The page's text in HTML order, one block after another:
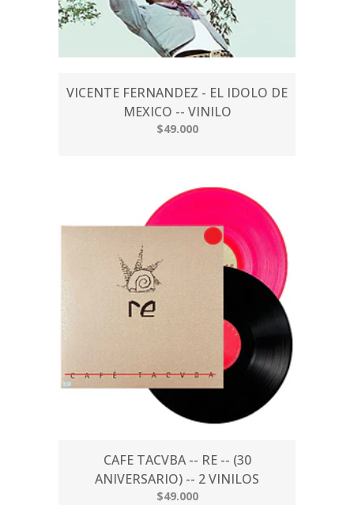
VICENTE FERNANDEZ - EL IDOLO DE
MEXICO -- VINILO
$49.000
CAFE TACVBA -- RE -- (30
ANIVERSARIO) -- 2 VINILOS
$49.000